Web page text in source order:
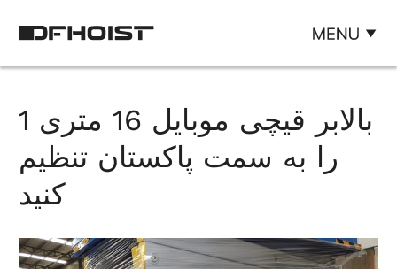
1 بالابر قیچی موبایل 16 متری
را به سمت پاکستان تنظیم
کنید